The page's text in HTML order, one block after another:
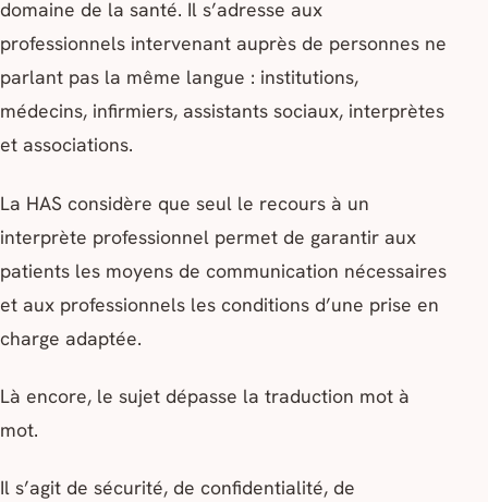
domaine de la santé. Il s’adresse aux
professionnels intervenant auprès de personnes ne
parlant pas la même langue : institutions,
médecins, infirmiers, assistants sociaux, interprètes
et associations.
La HAS considère que seul le recours à un
interprète professionnel permet de garantir aux
patients les moyens de communication nécessaires
et aux professionnels les conditions d’une prise en
charge adaptée.
Là encore, le sujet dépasse la traduction mot à
mot.
Il s’agit de sécurité, de confidentialité, de